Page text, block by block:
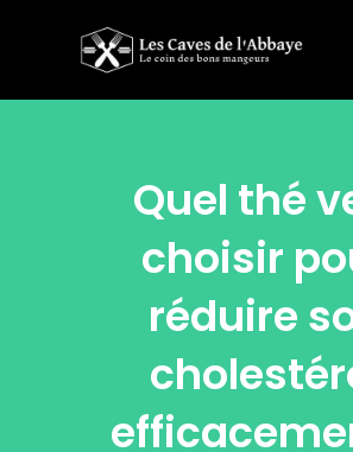
Quel thé
choisir
réduire